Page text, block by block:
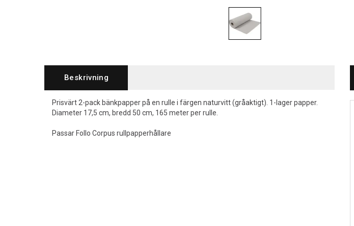
Beskrivning
Prisvärt 2-pack bänkpapper på en rulle i färgen naturvitt (gråaktigt). 1-lager papper.
Diameter 17,5 cm, bredd 50 cm, 165 meter per rulle.
Passar Follo Corpus rullpapperhållare